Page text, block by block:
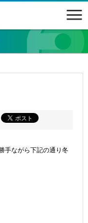
手ながら下記の通り冬